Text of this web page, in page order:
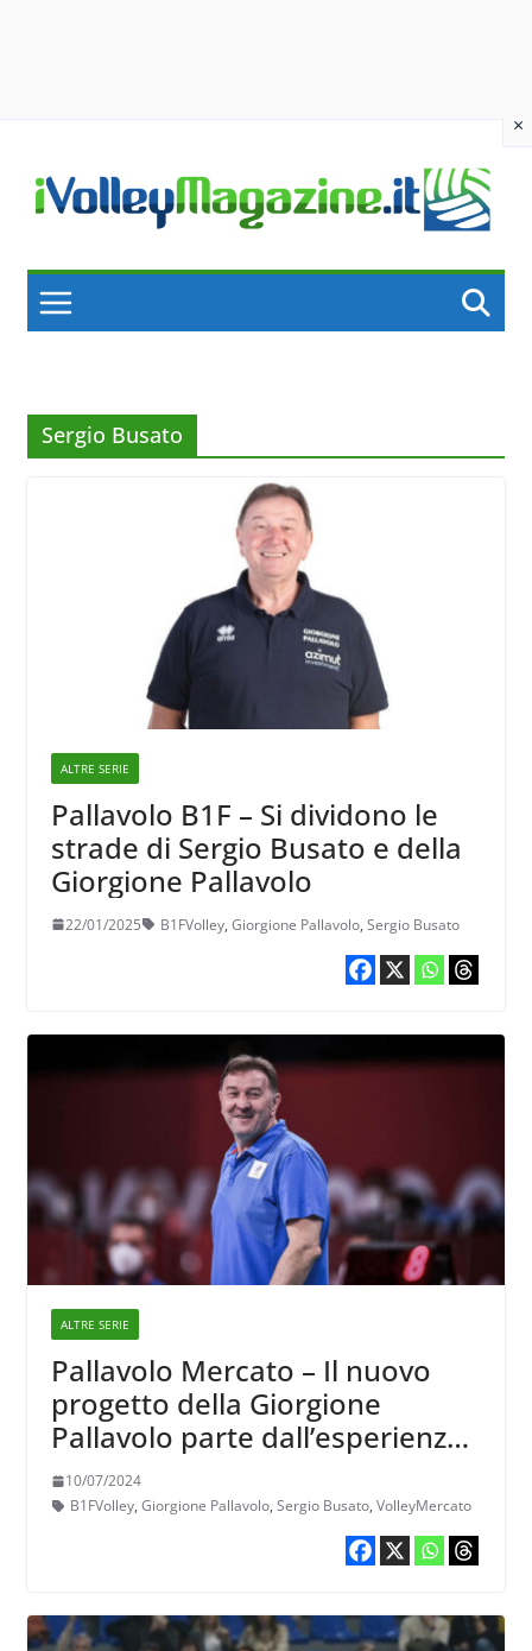
×
content
Sergio Busato
ALTRE SERIE
Pallavolo B1F – Si dividono le
strade di Sergio Busato e della
Giorgione Pallavolo
22/01/2025 B1FVolley, Giorgione Pallavolo, Sergio Busato
ALTRE SERIE
Pallavolo Mercato – Il nuovo
progetto della Giorgione
Pallavolo parte dall’esperienza
di Sergio Busato
10/07/2024
B1FVolley, Giorgione Pallavolo, Sergio Busato, VolleyMercato